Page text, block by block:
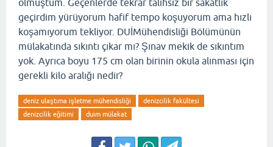
olmuştum. Geçenlerde tekrar talihsiz bir sakatlık
geçirdim yürüyorum hafif tempo koşuyorum ama hızlı
koşamıyorum tekliyor. DUİMühendisliği Bölümünün
mülakatında sıkıntı çıkar mı? Şınav mekik de sıkıntım
yok. Ayrıca boyu 175 cm olan birinin okula alınması için
gerekli kilo aralığı nedir?
deniz ulaştıma işletme mühendisliği
denizcilik fakültesi
denizcilik eğitimi
duim mülakat